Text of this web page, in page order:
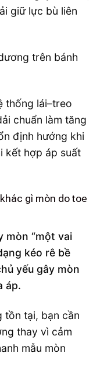
giữ lực bù liên
thống lái–treo
chuẩn làm tăng
định hướng khi
kết hợp áp suất
gì mòn do toe
mòn “một vai
kéo rê bề
yếu gây mòn
áp.
tồn tại, bạn cần
thay vì cảm
mẫu mòn